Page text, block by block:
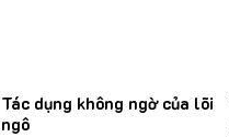
Tác dụng không ngờ của lõi
ngô